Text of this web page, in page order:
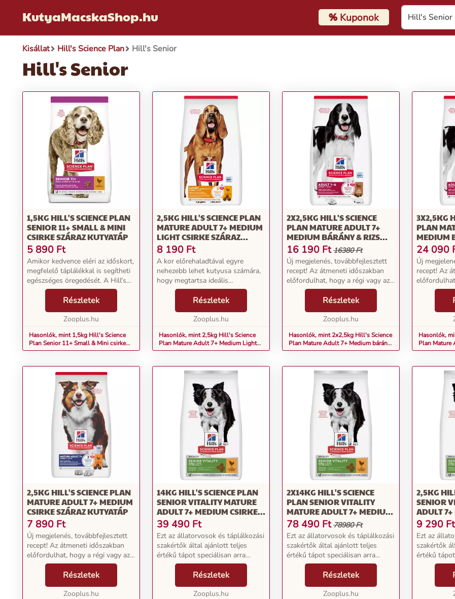
KutyaMacskaShop.hu %Kuponok
Kisállat Hill's Science Plan Hill's Senior
Hill's Senior
1,5KG HILL'S SCIENCE PLAN
SENIOR 11+ SMALL & MINI
CSIRKE SZÁRAZ KUTYATÁP
5 890 Ft
Amikor kedvence eléri az időskort,
megfelelő táplálékkal is segítheti
egészséges öregedését. A Hill's
Science Plan Senior Small Mini
csirke olyan ízletes száraztáp,
amelyet kis méretű, idősebb
Részletek
Zooplus.hu
Hasonlók, mint 1,5kg Hill's Science
Plan Senior 11+ Small & Mini csirke
száraz kutyatáp
2,5KG HILL'S SCIENCE PLAN
MATURE ADULT 7+ MEDIUM
LIGHT CSIRKE SZÁRAZ
KUTYATÁP
8 190 Ft
A kor előrehaladtával egyre
nehezebb lehet kutyusa számára,
hogy megtartsa ideális
testtömegét, ami többek között a
csökkent aktivitással és
kalóriafogyasztással van
összefüggésben. A Hill's Science
Részletek
Zooplus.hu
Hasonlók, mint 2,5kg Hill's Science
Plan Mature Adult 7+ Medium Light
csirke száraz kutyatáp
2X2,5KG HILL'S SCIENCE
PLAN MATURE ADULT 7+
MEDIUM BÁRÁNY & RIZS
NEDVES KUTYATÁP
16 190 Ft 16380 Ft
Új megjelenés, továbbfejlesztett
recept! Az átmeneti időszakban
előfordulhat, hogy a régi vagy az
új dizájnnal ellátott termékeket
kap.A Hill's Science Plan Mature
Adult 7+ Medium bárány rizs
Részletek
Zooplus.hu
Hasonlók, mint 2x2,5kg Hill's Science
Plan Mature Adult 7+ Medium bárány
& rizs nedves kutyatáp
3X2,5KG
PLAN
MEDIUM
NEDVES
24 090
Új
recept! Az
új
kap.A Hill's
Adult 7+
Hasonlók,
Plan Mature
& rizs
2,5KG HILL'S SCIENCE PLAN
MATURE ADULT 7+ MEDIUM
CSIRKE SZÁRAZ KUTYATÁP
7 890 Ft
Új megjelenés, továbbfejlesztett
recept! Az átmeneti időszakban
előfordulhat, hogy a régi vagy az
új dizájnnal ellátott termékeket
kap. Azért, hogy biztosítsa
előrehaladott korban lévő kutyusa
Részletek
Zooplus.hu
14KG HILL'S SCIENCE PLAN
SENIOR VITALITY MATURE
ADULT 7+ MEDIUM CSIRKE &
RIZS SZÁRAZ KUTYATÁP
39 490 Ft
Ezt az állatorvosok és táplálkozási
szakértők által ajánlott teljes
értékű tápot speciálisan arra
fejlesztették ki, hogy optimálisan
támogassa a 7 év feletti közepes
testű kutyákat jó közérzetük és
Részletek
Zooplus.hu
2X14KG HILL'S SCIENCE
PLAN SENIOR VITALITY
MATURE ADULT 7+ MEDIUM
CSIRKE & RIZS SZÁRAZ
KUTYATÁP
78 490 Ft 78980 Ft
Ezt az állatorvosok és táplálkozási
szakértők által ajánlott teljes
értékű tápot speciálisan arra
fejlesztették ki, hogy optimálisan
támogassa a 7 év feletti közepes
testű kutyákat jó közérzetük és
Részletek
Zooplus.hu
2,5KG
SENIOR
ADULT
RIZS
9 290 Ft
Ezt az
szakértők
értékű
támogassa
testű